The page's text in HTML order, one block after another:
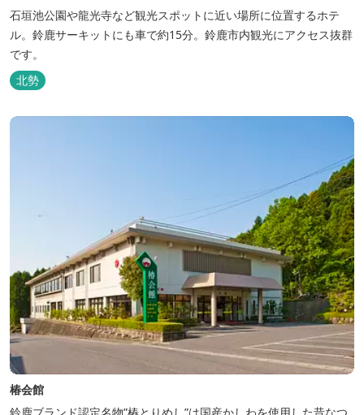
石垣池公園や龍光寺など観光スポットに近い場所に位置するホテ
ル。鈴鹿サーキットにも車で約15分。鈴鹿市内観光にアクセス抜群
です。
北勢
椿会館